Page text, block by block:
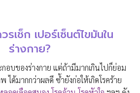
รเช็ก เปอร์เซ็นต์ไขมันใน
ร่างกาย?
ของร่างกาย แต่ถ้ามีมากเกินไปก็ย่อม
ได้มากกว่าผลดี ซ้ำยังก่อให้เกิดโรคร้าย